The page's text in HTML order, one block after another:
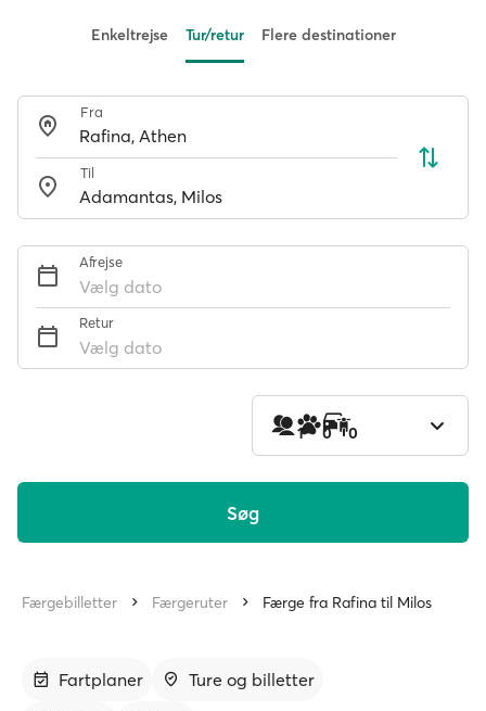
Enkeltrejse Tur/retur Flere destinationer
Fra
Til
Afrejse
Vælg dato
Retur
Vælg dato
1 0 0
Søg
Færgebilletter Færgeruter Færge fra Rafina til Milos
Fartplaner
Ture og billetter